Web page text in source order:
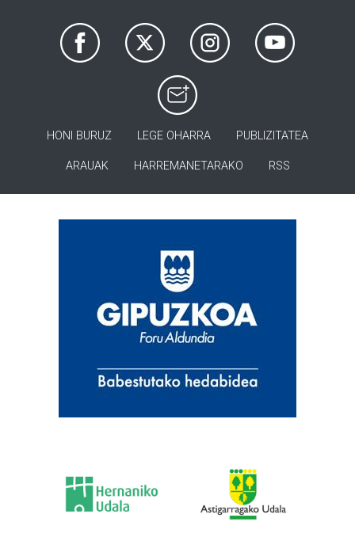
HONI BURUZ LEGE OHARRA PUBLIZITATEA
ARAUAK HARREMANETARAKO RSS